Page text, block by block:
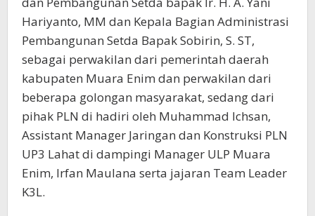
Hariyanto, MM dan Kepala Bagian Administrasi
Pembangunan Setda Bapak Sobirin, S. ST,
sebagai perwakilan dari pemerintah daerah
kabupaten Muara Enim dan perwakilan dari
beberapa golongan masyarakat, sedang dari
pihak PLN di hadiri oleh Muhammad Ichsan,
Assistant Manager Jaringan dan Konstruksi PLN
UP3 Lahat di dampingi Manager ULP Muara
Enim, Irfan Maulana serta jajaran Team Leader
K3L.